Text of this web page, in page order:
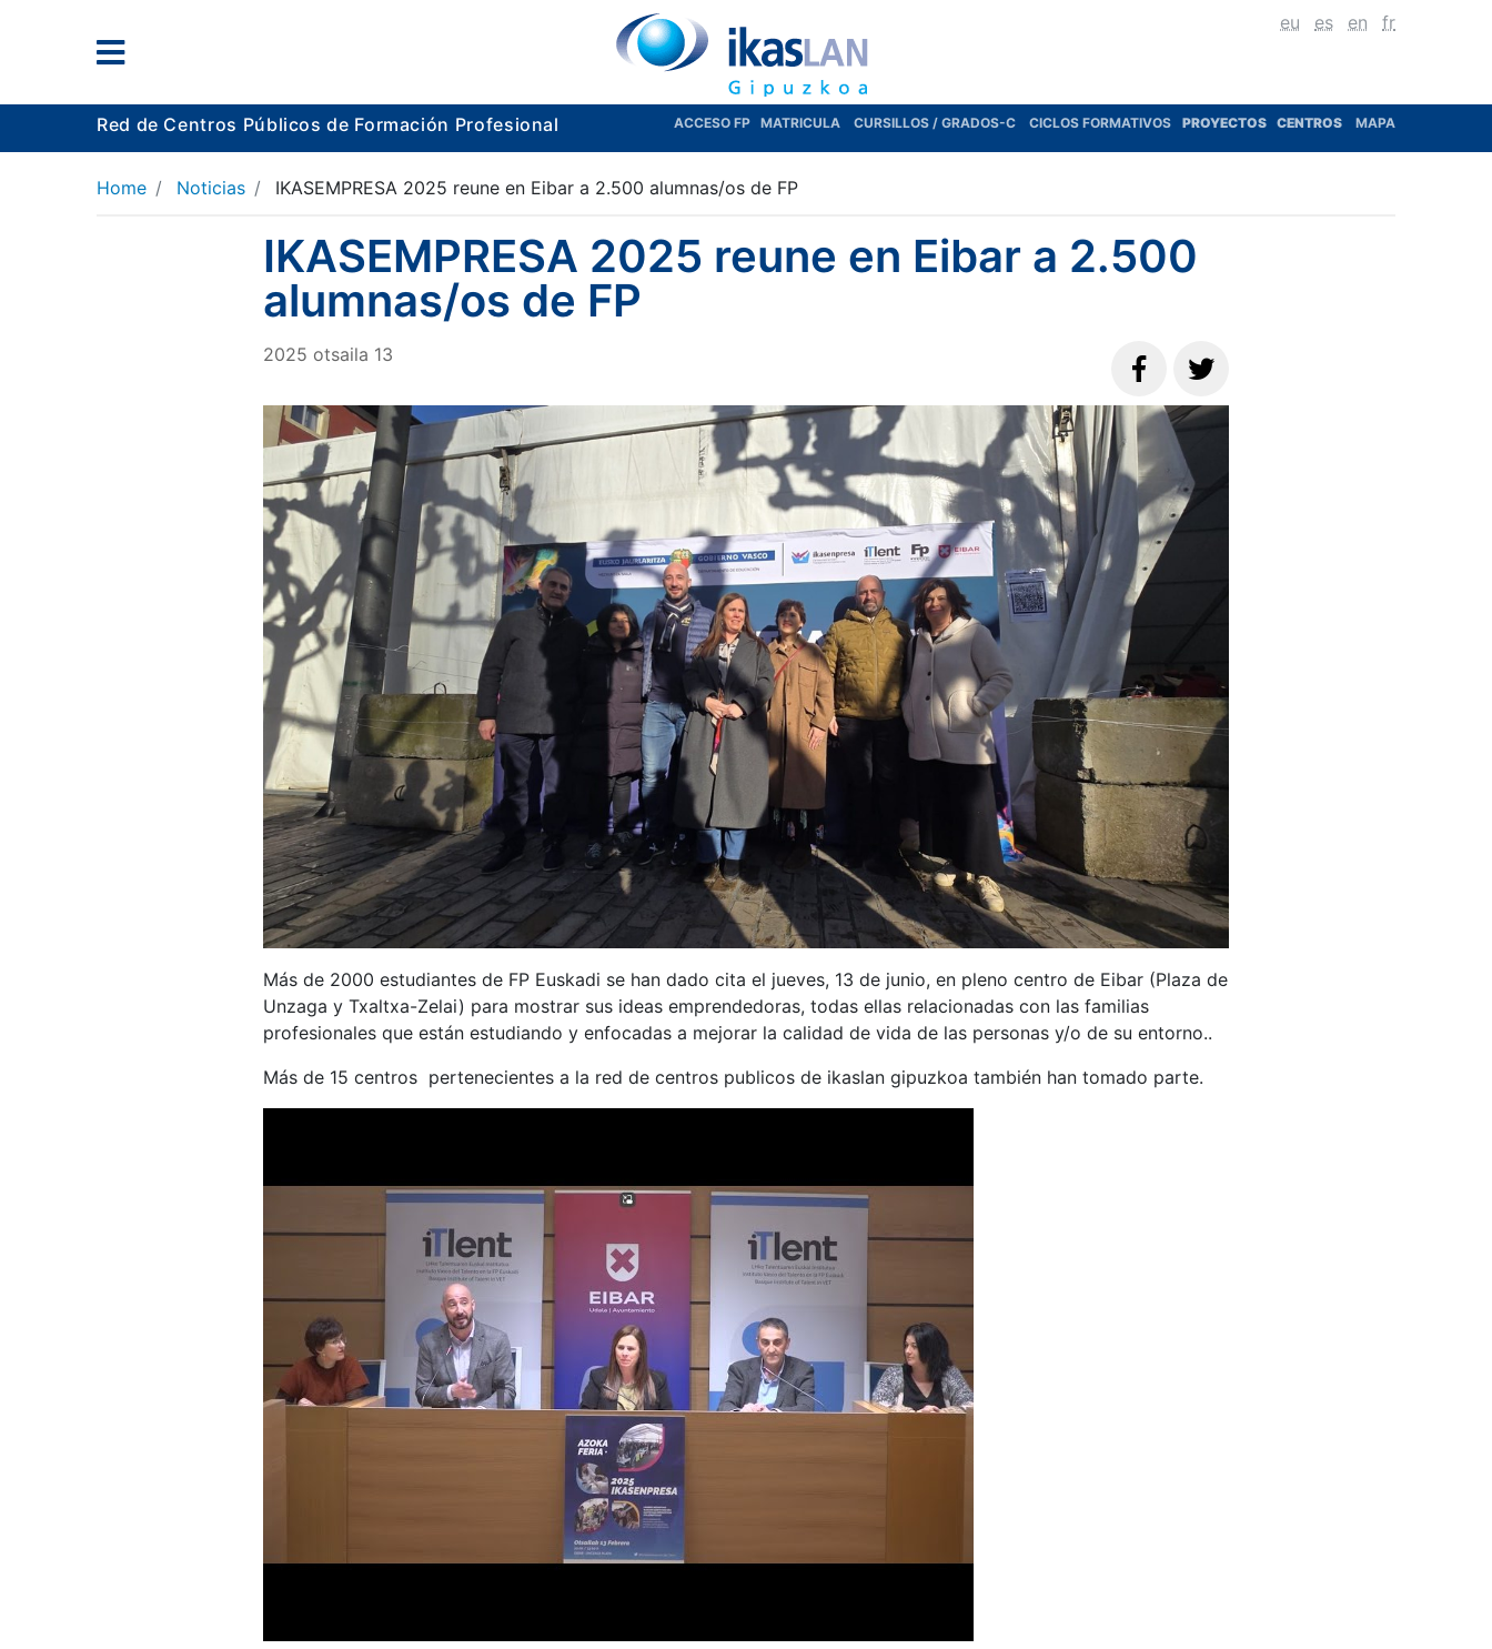
eu es en fr
Red de Centros Públicos de Formación Profesional ACCESO FP MATRICULA CURSILLOS / GRADOS-C CICLOS FORMATIVOS PROYECTOS CENTROS MAPA
Home Noticias IKASEMPRESA 2025 reune en Eibar a 2.500 alumnas/os de FP
IKASEMPRESA 2025 reune en Eibar a 2.500
alumnas/os de FP
2025 otsaila 13
Más de 2000 estudiantes de FP Euskadi se han dado cita el jueves, 13 de junio, en pleno centro de Eibar (Plaza de
Unzaga y Txaltxa-Zelai) para mostrar sus ideas emprendedoras, todas ellas relacionadas con las familias
profesionales que están estudiando y enfocadas a mejorar la calidad de vida de las personas y/o de su entorno..
Más de 15 centros pertenecientes a la red de centros publicos de ikaslan gipuzkoa también han tomado parte.